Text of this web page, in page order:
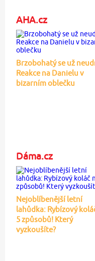
AHA.cz
Brzobohatý se už
Reakce na Danielu v
bizarním oblečku
Dáma.cz
Nejoblíbenější letní
lahůdka: Rybízový
5 způsobů! Který
vyzkoušíte?